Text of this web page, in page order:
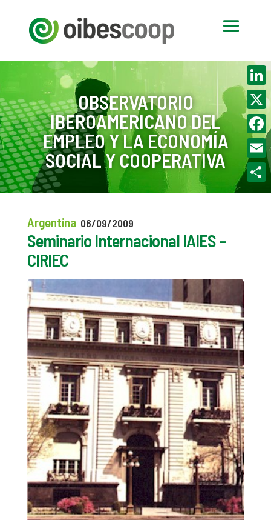
OBSERVATORIO
IBEROAMERICANO DEL
EMPLEO Y LA ECONOMÍA
SOCIAL Y COOPERATIVA
Argentina 06/09/2009
Seminario Internacional IAIES –
CIRIEC
X
Email